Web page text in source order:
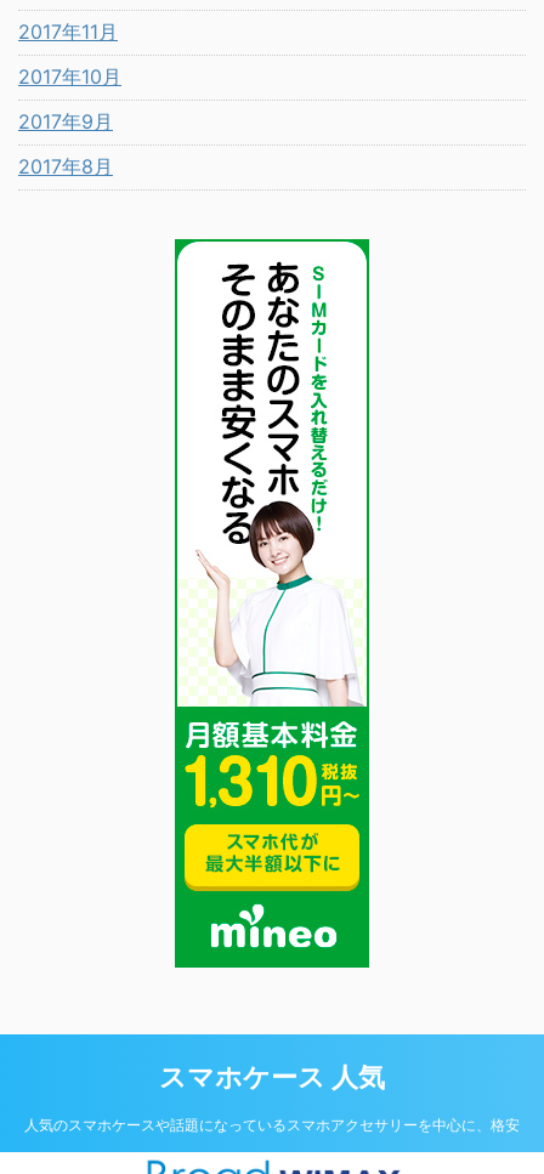
2017年11月
2017年10月
2017年9月
2017年8月
スマホケース 人気
人気のスマホケースや話題になっているスマホアクセサリーを中心に、格安
SIMの情報などスマホに関することをお伝えしています。